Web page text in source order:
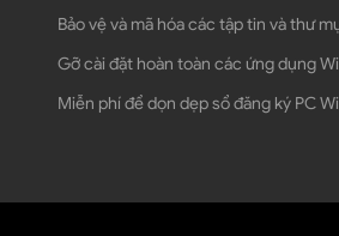
Bảo vệ và mã hóa các tập tin và thư
Gỡ cài đặt hoàn toàn các ứng dụng
Miễn phí để dọn dẹp sổ đăng ký PC